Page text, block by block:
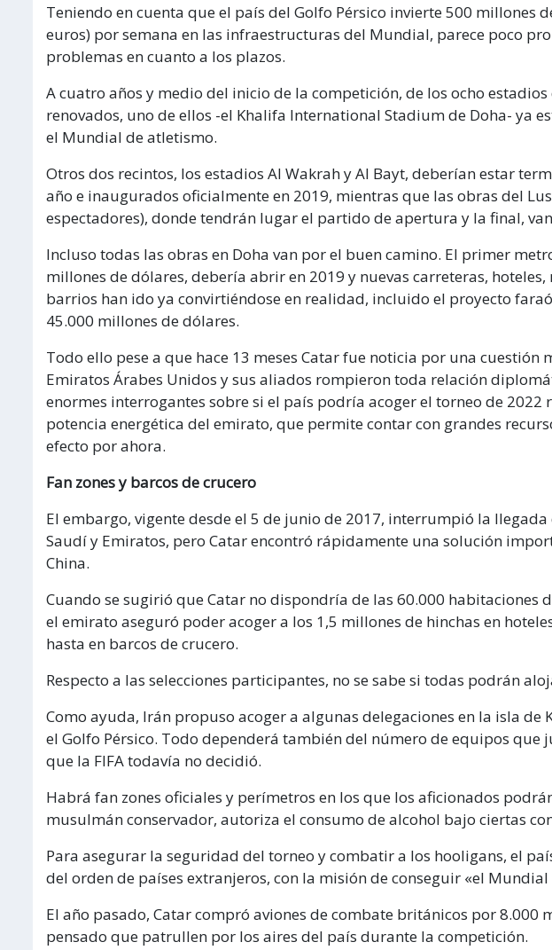
Teniendo en cuenta que el país del Golfo Pérsico invierte 500 millones
euros) por semana en las infraestructuras del Mundial, parece poco
problemas en cuanto a los plazos.
A cuatro años y medio del inicio de la competición, de los ocho
renovados, uno de ellos -el Khalifa International Stadium de Doha- ya
el Mundial de atletismo.
Otros dos recintos, los estadios Al Wakrah y Al Bayt, deberían estar
año e inaugurados oficialmente en 2019, mientras que las obras del
espectadores), donde tendrán lugar el partido de apertura y la final,
Incluso todas las obras en Doha van por el buen camino. El primer
millones de dólares, debería abrir en 2019 y nuevas carreteras, hoteles,
barrios han ido ya convirtiéndose en realidad, incluido el proyecto
45.000 millones de dólares.
Todo ello pese a que hace 13 meses Catar fue noticia por una cuestión
Emiratos Árabes Unidos y sus aliados rompieron toda relación
enormes interrogantes sobre si el país podría acoger el torneo de 2022
potencia energética del emirato, que permite contar con grandes
efecto por ahora.
Fan zones y barcos de crucero
El embargo, vigente desde el 5 de junio de 2017, interrumpió la
Saudí y Emiratos, pero Catar encontró rápidamente una solución
China.
Cuando se sugirió que Catar no dispondría de las 60.000 habitaciones
el emirato aseguró poder acoger a los 1,5 millones de hinchas en
hasta en barcos de crucero.
Respecto a las selecciones participantes, no se sabe si todas podrán
Como ayuda, Irán propuso acoger a algunas delegaciones en la isla de
el Golfo Pérsico. Todo dependerá también del número de equipos que
que la FIFA todavía no decidió.
Habrá fan zones oficiales y perímetros en los que los aficionados
musulmán conservador, autoriza el consumo de alcohol bajo ciertas
Para asegurar la seguridad del torneo y combatir a los hooligans, el
del orden de países extranjeros, con la misión de conseguir «el
El año pasado, Catar compró aviones de combate británicos por 8.000
pensado que patrullen por los aires del país durante la competición.